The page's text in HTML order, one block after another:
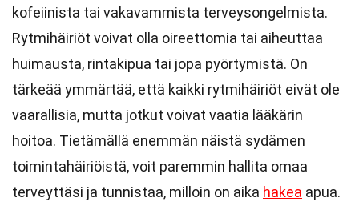
kofeiinista tai vakavammista terveysongelmista.
Rytmihäiriöt voivat olla oireettomia tai aiheuttaa
huimausta, rintakipua tai jopa pyörtymistä. On
tärkeää ymmärtää, että kaikki rytmihäiriöt eivät ole
vaarallisia, mutta jotkut voivat vaatia lääkärin
hoitoa. Tietämällä enemmän näistä sydämen
toimintahäiriöistä, voit paremmin hallita omaa
terveyttäsi ja tunnistaa, milloin on aika hakea apua.